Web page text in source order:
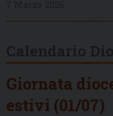
Giornata
estivi (01/07)